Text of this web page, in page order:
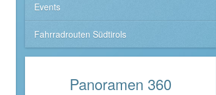
Events
Fahrradrouten Südtirols
Panoramen 360